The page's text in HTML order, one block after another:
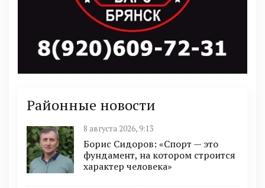
Районные новости
8 августа 2026, 9:13
Борис Сидоров: «Спорт — это
фундамент, на котором строится
характер человека»